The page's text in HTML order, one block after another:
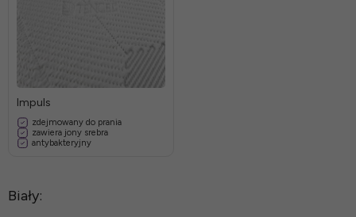
Impuls
zdejmowany do prania
zawiera jony srebra
antybakteryjny
Biały: